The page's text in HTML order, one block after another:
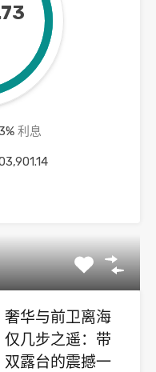
% 利息
奢华与前卫离海
仅几步之遥：带
双露台的震撼一